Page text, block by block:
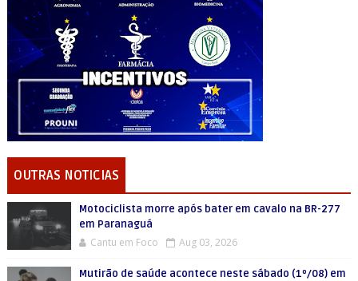
OUTRAS NOTICIAS
Motociclista morre após bater em cavalo na BR-277
em Paranaguá
Cantu em Foco Aug 03, 2026
Mutirão de saúde acontece neste sábado (1º/08) em